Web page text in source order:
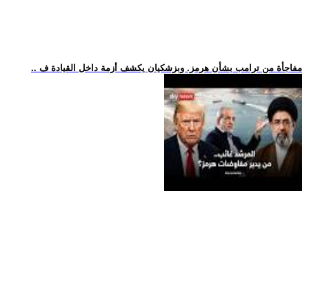
.. مفاجأة من ترامب بشأن هرمز. وبزشكيان يكشف أزمة داخل القيادة ف